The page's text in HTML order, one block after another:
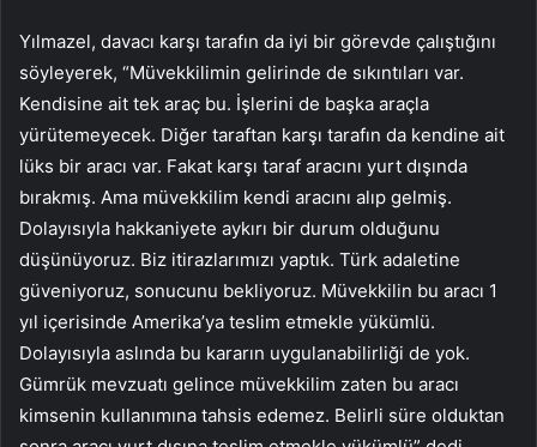
Yılmazel, davacı karşı tarafın da iyi bir görevde çalıştığını
söyleyerek, “Müvekkilimin gelirinde de sıkıntıları var.
Kendisine ait tek araç bu. İşlerini de başka araçla
yürütemeyecek. Diğer taraftan karşı tarafın da kendine ait
lüks bir aracı var. Fakat karşı taraf aracını yurt dışında
bırakmış. Ama müvekkilim kendi aracını alıp gelmiş.
Dolayısıyla hakkaniyete aykırı bir durum olduğunu
düşünüyoruz. Biz itirazlarımızı yaptık. Türk adaletine
güveniyoruz, sonucunu bekliyoruz. Müvekkilin bu aracı 1
yıl içerisinde Amerika’ya teslim etmekle yükümlü.
Dolayısıyla aslında bu kararın uygulanabilirliği de yok.
Gümrük mevzuatı gelince müvekkilim zaten bu aracı
kimsenin kullanımına tahsis edemez. Belirli süre olduktan